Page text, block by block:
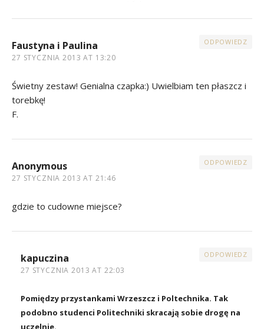
Faustyna i Paulina
27 STYCZNIA 2013 AT 13:20
ODPOWIEDZ
Świetny zestaw! Genialna czapka:) Uwielbiam ten płaszcz i
torebkę!
F.
Anonymous
27 STYCZNIA 2013 AT 21:46
ODPOWIEDZ
gdzie to cudowne miejsce?
kapuczina
27 STYCZNIA 2013 AT 22:03
ODPOWIEDZ
Pomiędzy przystankami Wrzeszcz i Poltechnika. Tak
podobno studenci Politechniki skracają sobie drogę na
uczelnie.